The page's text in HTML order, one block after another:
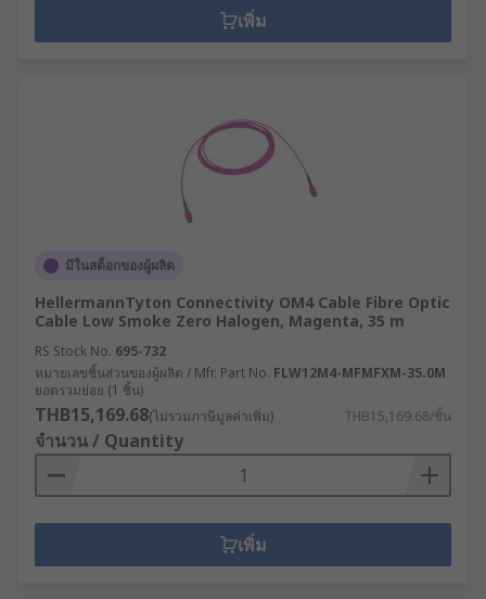
เพิ่ม
มีในสต็อกของผู้ผลิต
HellermannTyton Connectivity OM4 Cable Fibre Optic
Cable Low Smoke Zero Halogen, Magenta, 35 m
RS Stock No. 695-732
หมายเลขชิ้นส่วนของผู้ผลิต / Mfr. Part No. FLW12M4-MFMFXM-35.0M
ยอดรวมย่อย (1 ชิ้น)
THB15,169.68(ไม่รวมภาษีมูลค่าเพิ่ม) THB15,169.68/ชิ้น
จำนวน / Quantity
เพิ่ม